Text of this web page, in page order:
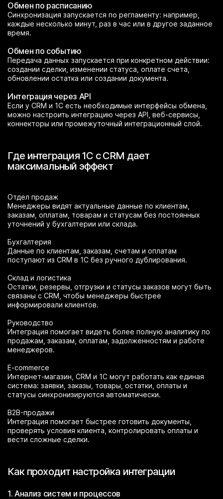
Обмен по расписанию
Синхронизация запускается по регламенту: например,
каждые несколько минут, раз в час или в другое заданное
время.
Обмен по событию
Передача данных запускается при конкретном действии:
создании сделки, изменении статуса, оплате счета,
обновлении остатка или создании документа.
Интеграция через API
Если у CRM и 1С есть необходимые интерфейсы обмена,
можно настроить интеграцию через API, веб-сервисы,
коннекторы или промежуточный интеграционный слой.
Где интеграция 1С с CRM дает
максимальный эффект
Отдел продаж
Менеджеры видят актуальные данные по клиентам,
заказам, оплатам, товарам и статусам без постоянных
уточнений у бухгалтерии или склада.
Бухгалтерия
Данные по клиентам, заказам, счетам и оплатам
поступают из CRM в 1С без ручного дублирования.
Склад и логистика
Остатки, резервы, отгрузки и статусы заказов могут быть
связаны с CRM, чтобы менеджеры быстрее
информировали клиентов.
Руководство
Интеграция помогает видеть более полную аналитику по
продажам, заказам, оплатам, задолженностям и работе
менеджеров.
E-commerce
Интернет-магазин, CRM и 1С могут работать как единая
система: заявки, заказы, товары, остатки, оплаты и
статусы синхронизируются автоматически.
B2B-продажи
Интеграция помогает быстрее готовить документы,
проверять условия клиента, контролировать оплаты и
вести сложные сделки.
Как проходит настройка интеграции
1. Анализ систем и процессов